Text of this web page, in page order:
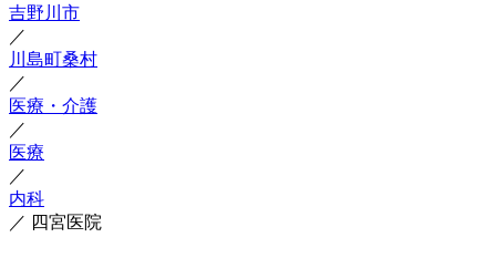
吉野川市
／
川島町桑村
／
医療・介護
／
医療
／
内科
／ 四宮医院